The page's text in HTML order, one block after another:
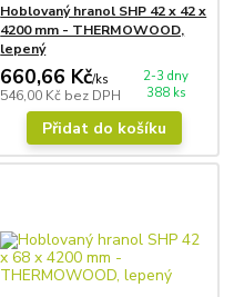
Hoblovaný hranol SHP 42 x 42 x
4200 mm - THERMOWOOD,
lepený
660,66 Kč/ks
546,00 Kč bez DPH
2-3 dny
388 ks
Přidat do košíku